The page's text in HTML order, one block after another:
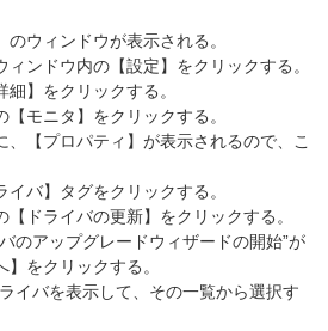
ウィンドウが表示される。
ィンドウ内の【設定】をクリックする。
細】をクリックする。
【モニタ】をクリックする。
、【プロパティ】が表示されるので、こ
イバ】タグをクリックする。
【ドライバの更新】をクリックする。
のアップグレードウィザードの開始”が
をクリックする。
イバを表示して、その一覧から選択す